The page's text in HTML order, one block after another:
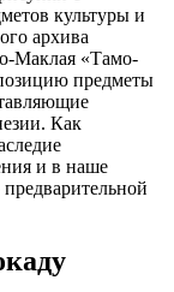
культуры и
архива
Маклая «Тамо-
предметы
Как
и в наше